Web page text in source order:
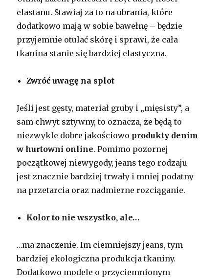
elastanu. Stawiaj za to na ubrania, które
dodatkowo mają w sobie bawełnę – będzie
przyjemnie otulać skórę i sprawi, że cała
tkanina stanie się bardziej elastyczna.
Zwróć uwagę na splot
Jeśli jest gęsty, materiał gruby i „mięsisty”, a
sam chwyt sztywny, to oznacza, że będą to
niezwykle dobre jakościowo produkty denim
w hurtowni online. Pomimo pozornej
początkowej niewygody, jeans tego rodzaju
jest znacznie bardziej trwały i mniej podatny
na przetarcia oraz nadmierne rozciąganie.
Kolor to nie wszystko, ale…
…ma znaczenie. Im ciemniejszy jeans, tym
bardziej ekologiczna produkcja tkaniny.
Dodatkowo modele o przyciemnionym